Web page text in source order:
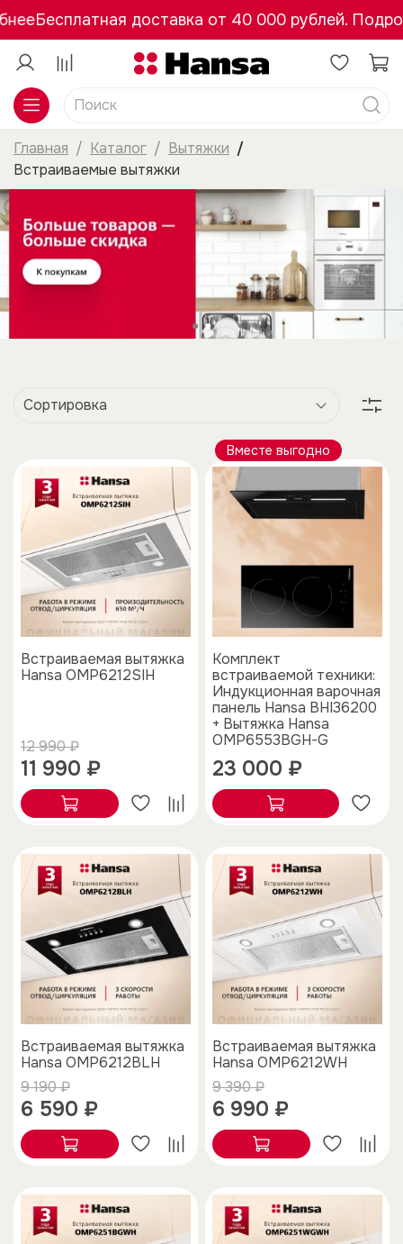
Бесплатная доставка от 40 000 рублей.
Главная Каталог
Вытяжки
Встраиваемые вытяжки
Встраиваемая вытяжка
Hansa OMP6212SIH
12 990 ₽
11 990 ₽
Вместе выгодно
Комплект
встраиваемой техники:
Индукционная варочная
панель Hansa BHI36200
+ Вытяжка Hansa
OMP6553BGH-G
23 000 ₽
Встраиваемая вытяжка
Hansa OMP6212BLH
9 190 ₽
6 590 ₽
Встраиваемая вытяжка
Hansa OMP6212WH
9 390 ₽
6 990 ₽